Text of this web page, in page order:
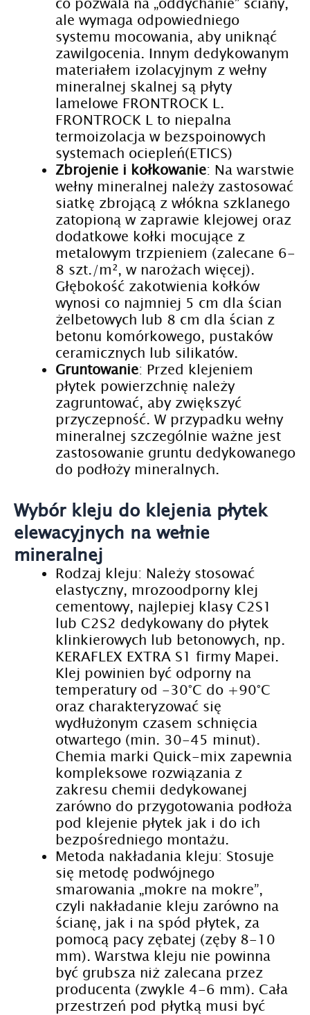
ale wymaga odpowiedniego
systemu mocowania, aby uniknąć
zawilgocenia. Innym dedykowanym
materiałem izolacyjnym z wełny
mineralnej skalnej są płyty
lamelowe FRONTROCK L.
FRONTROCK L to niepalna
termoizolacja w bezspoinowych
systemach ociepleń(ETICS)
Zbrojenie i kołkowanie: Na warstwie
wełny mineralnej należy zastosować
siatkę zbrojącą z włókna szklanego
zatopioną w zaprawie klejowej oraz
dodatkowe kołki mocujące z
metalowym trzpieniem (zalecane 6-
8 szt./m², w narożach więcej).
Głębokość zakotwienia kołków
wynosi co najmniej 5 cm dla ścian
żelbetowych lub 8 cm dla ścian z
betonu komórkowego, pustaków
ceramicznych lub silikatów.
Gruntowanie: Przed klejeniem
płytek powierzchnię należy
zagruntować, aby zwiększyć
przyczepność. W przypadku wełny
mineralnej szczególnie ważne jest
zastosowanie gruntu dedykowanego
do podłoży mineralnych.
Wybór kleju do klejenia płytek
elewacyjnych na wełnie
mineralnej
Rodzaj kleju: Należy stosować
elastyczny, mrozoodporny klej
cementowy, najlepiej klasy C2S1
lub C2S2 dedykowany do płytek
klinkierowych lub betonowych, np.
KERAFLEX EXTRA S1 firmy Mapei.
Klej powinien być odporny na
temperatury od -30°C do +90°C
oraz charakteryzować się
wydłużonym czasem schnięcia
otwartego (min. 30-45 minut).
Chemia marki Quick-mix zapewnia
kompleksowe rozwiązania z
zakresu chemii dedykowanej
zarówno do przygotowania podłoża
pod klejenie płytek jak i do ich
bezpośredniego montażu.
Metoda nakładania kleju: Stosuje
się metodę podwójnego
smarowania „mokre na mokre”,
czyli nakładanie kleju zarówno na
ścianę, jak i na spód płytek, za
pomocą pacy zębatej (zęby 8-10
mm). Warstwa kleju nie powinna
być grubsza niż zalecana przez
producenta (zwykle 4-6 mm). Cała
przestrzeń pod płytką musi być